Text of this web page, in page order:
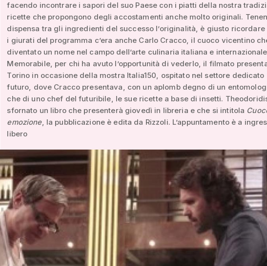
facendo incontrare i sapori del suo Paese con i piatti della nostra
ricette che propongono degli accostamenti anche molto originali.
dispensa tra gli ingredienti del successo l’originalità, è giusto ricordare
i giurati del programma c’era anche Carlo Cracco, il cuoco vicentino
diventato un nome nel campo dell’arte culinaria italiana e
Memorabile, per chi ha avuto l’opportunità di vederlo, il filmato
Torino in occasione della mostra Italia150, ospitato nel settore dedicato
futuro, dove Cracco presentava, con un aplomb degno di un
che di uno chef del futuribile, le sue ricette a base di insetti.
sfornato un libro che presenterà giovedì in libreria e che si intitola
emozione, la pubblicazione è edita da Rizzoli. L’appuntamento è a
libero